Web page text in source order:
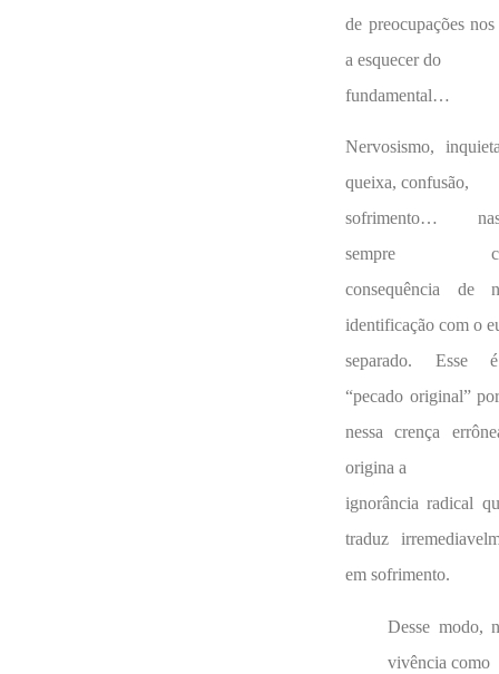
de preocupações
a esquecer do
fundamental…
Nervosismo,
queixa, confusão,
sofrimento…
sempre
consequência de
identificação com o
separado. Esse
“pecado original”
nessa crença
origina a
ignorância radical
traduz
em sofrimento.
Desse modo,
vivência como